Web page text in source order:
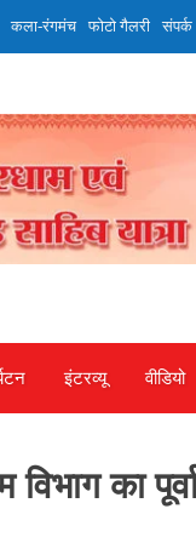
कला-रंगमंच फोटो गैलरी संपर्क
इंटरव्‍यू वीडियो
का